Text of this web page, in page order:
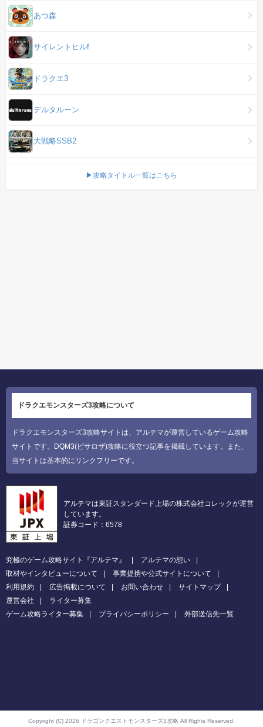
あつ森
サイレントヒルf
ドラクエ3
デルタルーン
大戦略SSB2
▶攻略タイトル一覧はこちら
ドラクエモンスターズ3攻略について
ドラクエモンスターズ3攻略サイトは、アルテマが運営しているゲーム攻略
サイトです。DQM3(ピサロザ)攻略に役立つ記事を掲載しています。また、
当サイトは基本的にリンクフリーです。
アルテマは東証スタンダード上場の株式会社コレックが運営
しています。
証券コード：6578
究極のゲーム攻略サイト『アルテマ』
アルテマの想い
取材やインタビューについて
事業提携や公式サイトについて
利用規約
広告掲載について お問い合わせ
サイトマップ
運営会社
ライター募集
ゲーム攻略ライター募集
プライバシーポリシー 外部送信先一覧
Copyright (C) 2026 ドラゴンクエストモンスターズ3攻略 All Rights Reserved.